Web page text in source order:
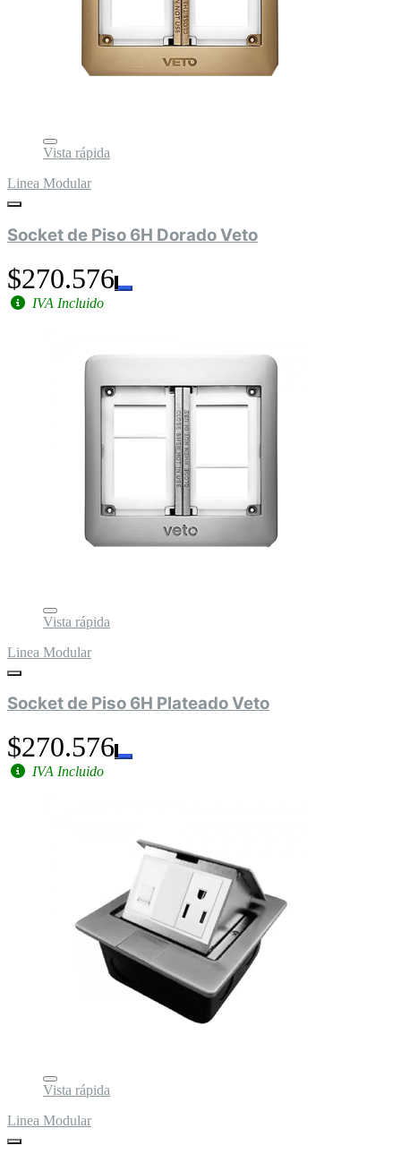
Vista rápida
Linea Modular
Socket de Piso 6H Dorado Veto
$270.576
IVA Incluido
Vista rápida
Linea Modular
Socket de Piso 6H Plateado Veto
$270.576
IVA Incluido
Vista rápida
Linea Modular